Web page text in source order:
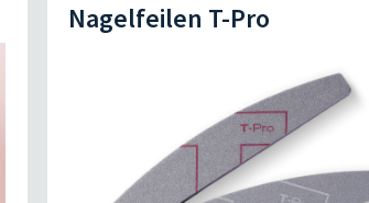
Nagelfeilen T-Pro